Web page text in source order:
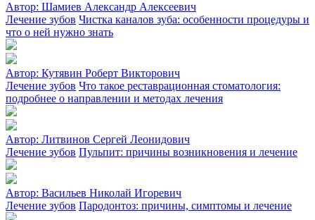
Автор: Шамиев Александр Алексеевич
Лечение зубов Чистка каналов зуба: особенности процедуры и
что о ней нужно знать
Автор: Кутявин Роберт Викторович
Лечение зубов Что такое реставрационная стоматология:
подробнее о направлении и методах лечения
Автор: Литвинов Сергей Леонидович
Лечение зубов Пульпит: причины возникновения и лечение
Автор: Васильев Николай Игоревич
Лечение зубов Пародонтоз: причины, симптомы и лечение